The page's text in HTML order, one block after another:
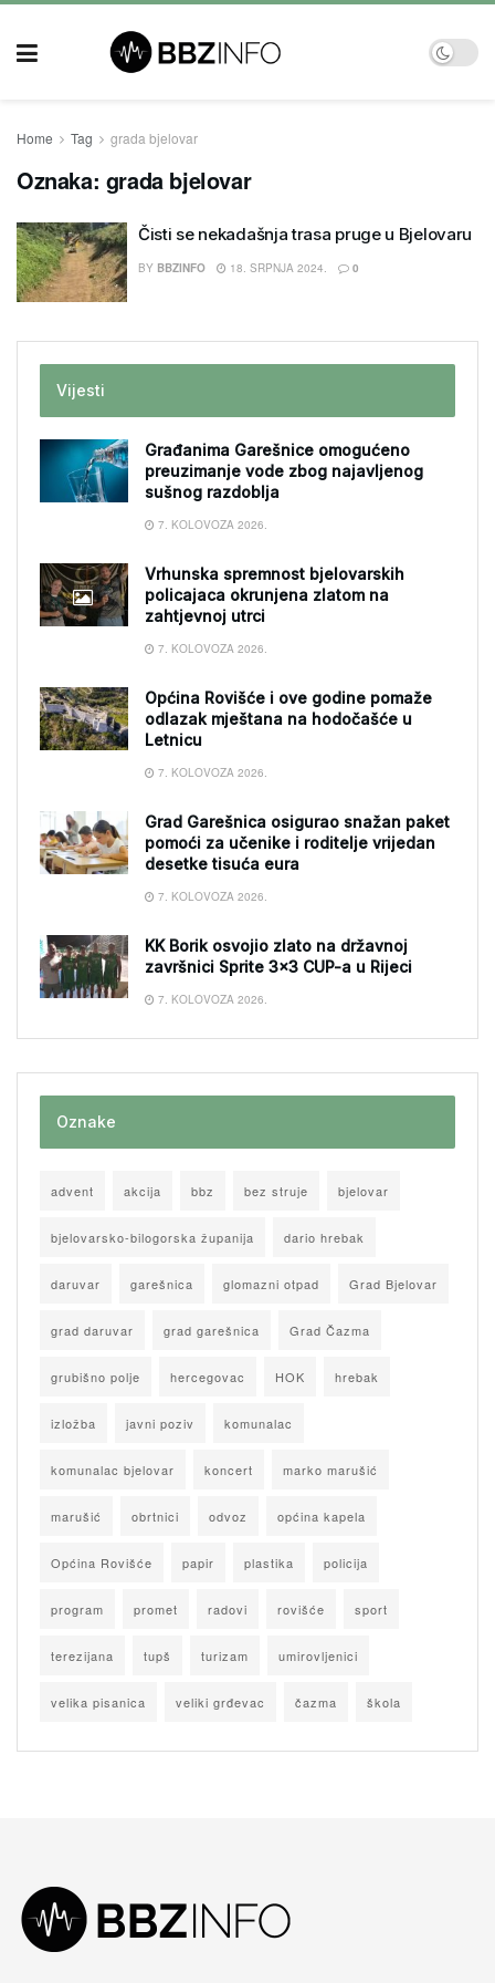
Home Tag grada bjelovar
Oznaka: grada bjelovar
Čisti se nekadašnja trasa pruge u Bjelovaru
BY BBZINFO 18. SRPNJA 2024. 0
Vijesti
Građanima Garešnice omogućeno
preuzimanje vode zbog najavljenog
sušnog razdoblja
7. KOLOVOZA 2026.
Vrhunska spremnost bjelovarskih
policajaca okrunjena zlatom na
zahtjevnoj utrci
7. KOLOVOZA 2026.
Općina Rovišće i ove godine pomaže
odlazak mještana na hodočašće u
Letnicu
7. KOLOVOZA 2026.
Grad Garešnica osigurao snažan paket
pomoći za učenike i roditelje vrijedan
desetke tisuća eura
7. KOLOVOZA 2026.
KK Borik osvojio zlato na državnoj
završnici Sprite 3×3 CUP-a u Rijeci
7. KOLOVOZA 2026.
Oznake
advent akcija bbz bez struje bjelovar
bjelovarsko-bilogorska županija dario hrebak
daruvar garešnica glomazni otpad Grad Bjelovar
grad daruvar grad garešnica Grad Čazma
grubišno polje hercegovac HOK hrebak
izložba javni poziv komunalac
komunalac bjelovar koncert marko marušić
marušić obrtnici odvoz općina kapela
Općina Rovišće papir plastika policija
program promet radovi rovišće sport
terezijana tupš turizam umirovljenici
velika pisanica veliki grđevac čazma škola